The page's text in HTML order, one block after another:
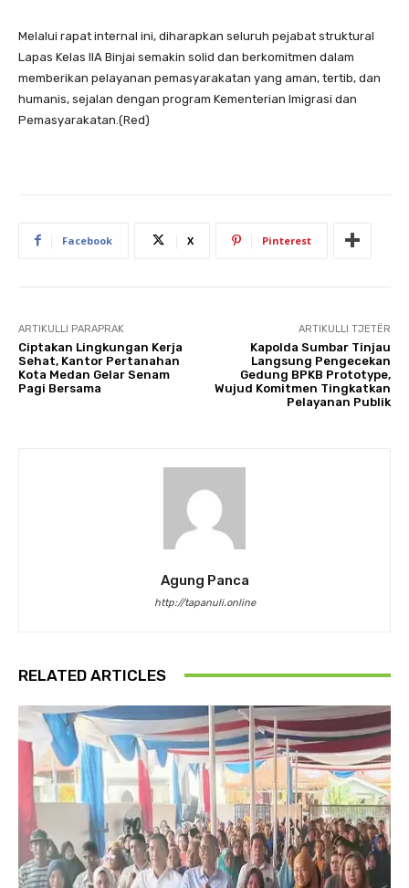
Melalui rapat internal ini, diharapkan seluruh pejabat struktural
Lapas Kelas IIA Binjai semakin solid dan berkomitmen dalam
memberikan pelayanan pemasyarakatan yang aman, tertib, dan
humanis, sejalan dengan program Kementerian Imigrasi dan
Pemasyarakatan.(Red)
Facebook X Pinterest
ARTIKULLI PARAPRAK
Ciptakan Lingkungan Kerja
Sehat, Kantor Pertanahan
Kota Medan Gelar Senam
Pagi Bersama
ARTIKULLI TJETËR
Kapolda Sumbar Tinjau
Langsung Pengecekan
Gedung BPKB Prototype,
Wujud Komitmen Tingkatkan
Pelayanan Publik
Agung Panca
http://tapanuli.online
RELATED ARTICLES